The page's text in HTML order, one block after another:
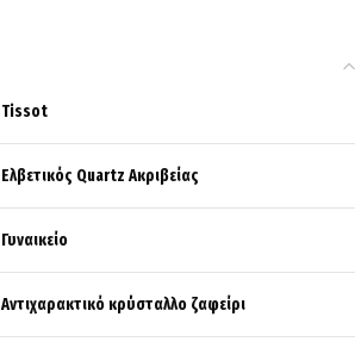
Tissot
Ελβετικός Quartz Ακριβείας
Γυναικείο
Αντιχαρακτικό κρύσταλλο ζαφείρι